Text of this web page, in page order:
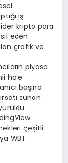
iş
kripto para
eden
grafik ve
piyasa
hale
başına
sunan
çeşitli
WBT